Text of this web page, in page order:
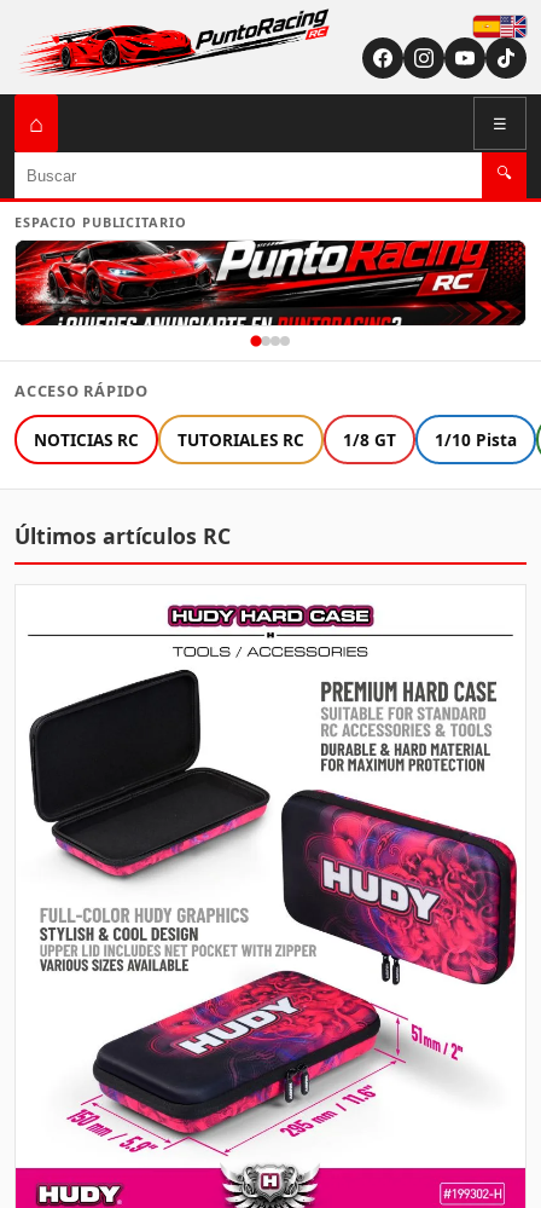
English (US /
⌂ ☰
Buscar 🔍
ESPACIO PUBLICITARIO
ACCESO RÁPIDO
NOTICIAS RC TUTORIALES RC 1/8 GT 1/10 Pista
Últimos artículos RC